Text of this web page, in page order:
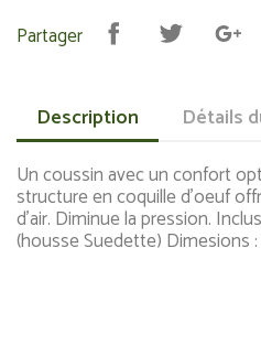
Partager
Description Détails
Un coussin avec un confort
structure en coquille d'oeuf
d'air. Diminue la pression.
(housse Suedette) Dimesions